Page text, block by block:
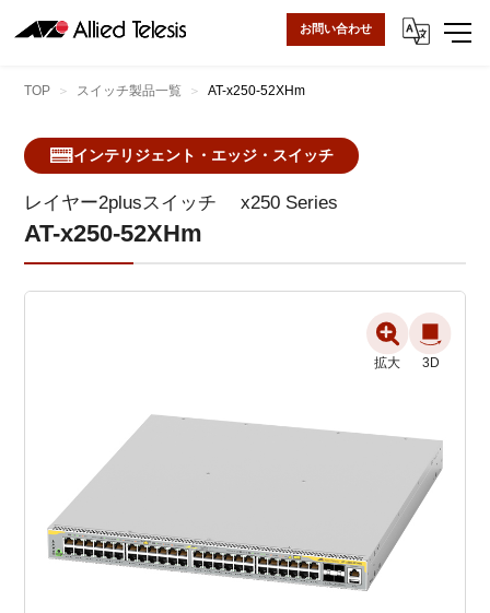
お問い合わせ
TOP スイッチ製品一覧 AT-x250-52XHm
レイヤー2plusスイッチ x250 Series
AT-x250-52XHm
インテリジェント・エッジ・スイッチ
拡大 3D